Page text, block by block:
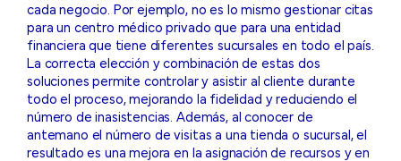
cada negocio. Por ejemplo, no es lo mismo gestionar citas
para un centro médico privado que para una entidad
financiera que tiene diferentes sucursales en todo el país.
La correcta elección y combinación de estas dos
soluciones permite controlar y asistir al cliente durante
todo el proceso, mejorando la fidelidad y reduciendo el
número de inasistencias. Además, al conocer de
antemano el número de visitas a una tienda o sucursal, el
resultado es una mejora en la asignación de recursos y en